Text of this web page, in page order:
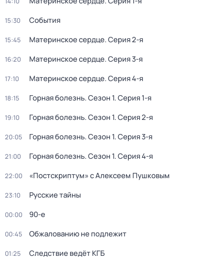
15:30 События
15:45 Материнское сердце. Серия 2-я
16:20 Материнское сердце. Серия 3-я
17:10 Материнское сердце. Серия 4-я
18:15 Горная болезнь. Сезон 1. Серия 1-я
19:10 Горная болезнь. Сезон 1. Серия 2-я
20:05 Горная болезнь. Сезон 1. Серия 3-я
21:00 Горная болезнь. Сезон 1. Серия 4-я
22:00 «Постскриптум» с Алексеем Пушковым
23:10 Русские тайны
00:00 90-е
00:45 Обжалованию не подлежит
01:25 Следствие ведёт КГБ